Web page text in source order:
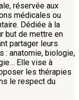
réservée aux
médicales ou
Dédiée à la
but de mettre en
partager leurs
: anatomie, biologie,
Elle vise à
les thérapies
le respect du